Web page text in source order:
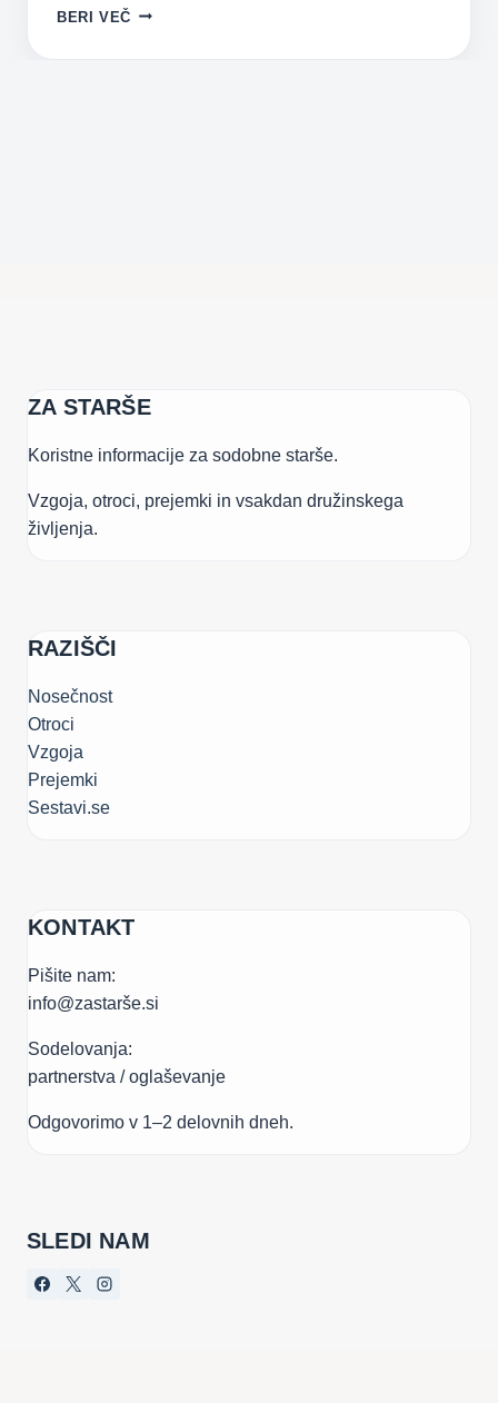
BERI VEČ MAMI,
VRTEC
ZA STARŠE
Koristne informacije za sodobne starše.
Vzgoja, otroci, prejemki in vsakdan družinskega
življenja.
RAZIŠČI
Nosečnost
Otroci
Vzgoja
Prejemki
Sestavi.se
KONTAKT
Pišite nam:
info@zastarše.si
Sodelovanja:
partnerstva / oglaševanje
Odgovorimo v 1–2 delovnih dneh.
SLEDI NAM